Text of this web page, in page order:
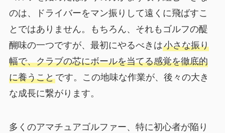
のは、ドライバーをマン振りして遠くに飛ばすこ
とではありません。もちろん、それもゴルフの醍
醐味の一つですが、最初にやるべきは小さな振り
幅で、クラブの芯にボールを当てる感覚を徹底的
に養うことです。この地味な作業が、後々の大き
な成長に繋がります。
多くのアマチュアゴルファー、特に初心者が陥り